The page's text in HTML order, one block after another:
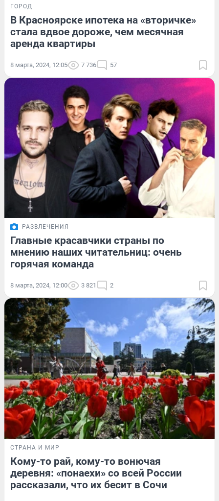
ГОРОД
В Красноярске ипотека на «вторичке»
стала вдвое дороже, чем месячная
аренда квартиры
8 марта, 2024, 12:05 7 736 57
РАЗВЛЕЧЕНИЯ
Главные красавчики страны по
мнению наших читательниц: очень
горячая команда
8 марта, 2024, 12:00 3 821 2
СТРАНА И МИР
Кому-то рай, кому-то вонючая
деревня: «понаехи» со всей России
рассказали, что их бесит в Сочи